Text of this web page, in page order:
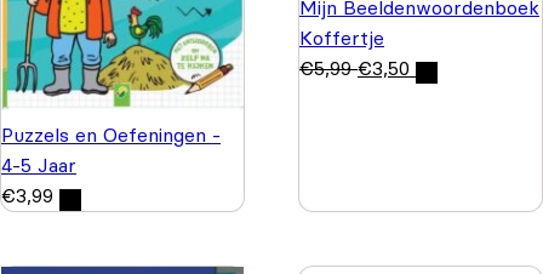
Puzzels en Oefeningen -
4-5 Jaar
€3,99
Mijn Beeldenwoordenboek
Koffertje
€5,99 €3,50